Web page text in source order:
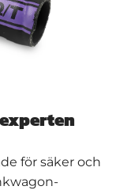
för säker och